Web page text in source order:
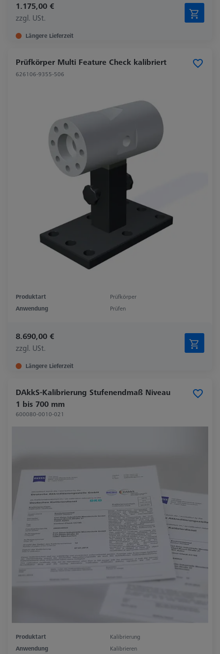
1.175,00 €
zzgl. USt.
Längere Lieferzeit
Prüfkörper Multi Feature Check kalibriert
626106-9355-506
Produktart
Prüfkörper
Anwendung
Prüfen
8.690,00 €
zzgl. USt.
Längere Lieferzeit
DAkkS-Kalibrierung Stufenendmaß Niveau
1 bis 700 mm
600080-0010-021
Produktart
Kalibrierung
Anwendung
Kalibrieren